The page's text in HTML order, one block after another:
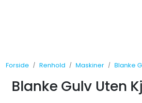
Forside Renhold Maskiner Blanke
Blanke Gulv Uten
Måleinstrumenter
Maskiner